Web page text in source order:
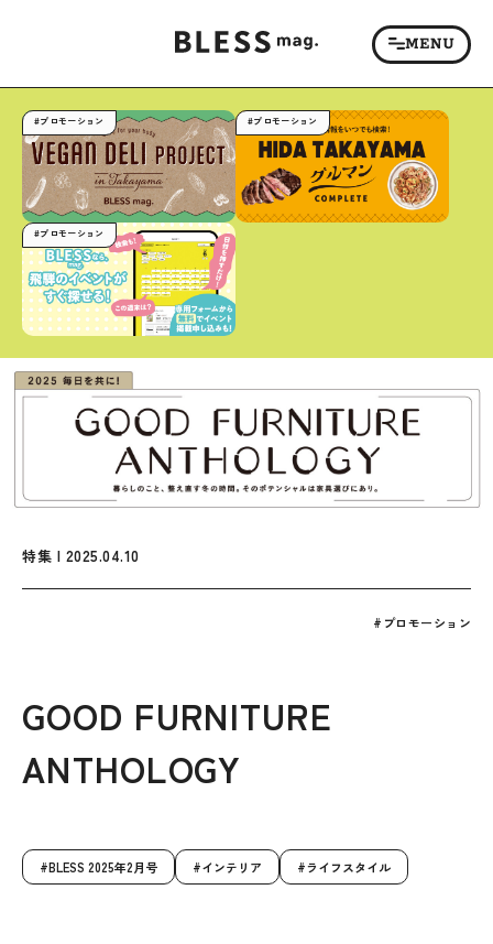
#プロモーション #プロモーション
#プロモーション
特集 | 2025.04.10
#プロモーション
GOOD FURNITURE
ANTHOLOGY
BLESS 2025年2月号 インテリア ライフスタイル